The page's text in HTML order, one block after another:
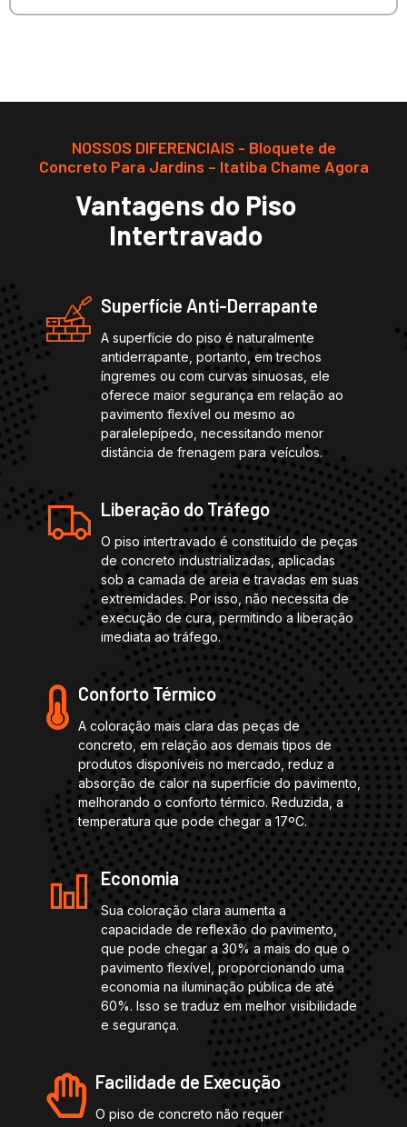
NOSSOS DIFERENCIAIS - Bloquete de
Concreto Para Jardins – Itatiba Chame Agora
Vantagens do Piso
Intertravado
Superfície Anti-Derrapante
A superfície do piso é naturalmente
antiderrapante, portanto, em trechos
íngremes ou com curvas sinuosas, ele
oferece maior segurança em relação ao
pavimento flexível ou mesmo ao
paralelepípedo, necessitando menor
distância de frenagem para veículos.
Liberação do Tráfego
O piso intertravado é constituído de peças
de concreto industrializadas, aplicadas
sob a camada de areia e travadas em suas
extremidades. Por isso, não necessita de
execução de cura, permitindo a liberação
imediata ao tráfego.
Conforto Térmico
A coloração mais clara das peças de
concreto, em relação aos demais tipos de
produtos disponíveis no mercado, reduz a
absorção de calor na superfície do pavimento,
melhorando o conforto térmico. Reduzida, a
temperatura que pode chegar a 17ºC.
Economia
Sua coloração clara aumenta a
capacidade de reflexão do pavimento,
que pode chegar a 30% a mais do que o
pavimento flexível, proporcionando uma
economia na iluminação pública de até
60%. Isso se traduz em melhor visibilidade
e segurança.
Facilidade de Execução
O piso de concreto não requer